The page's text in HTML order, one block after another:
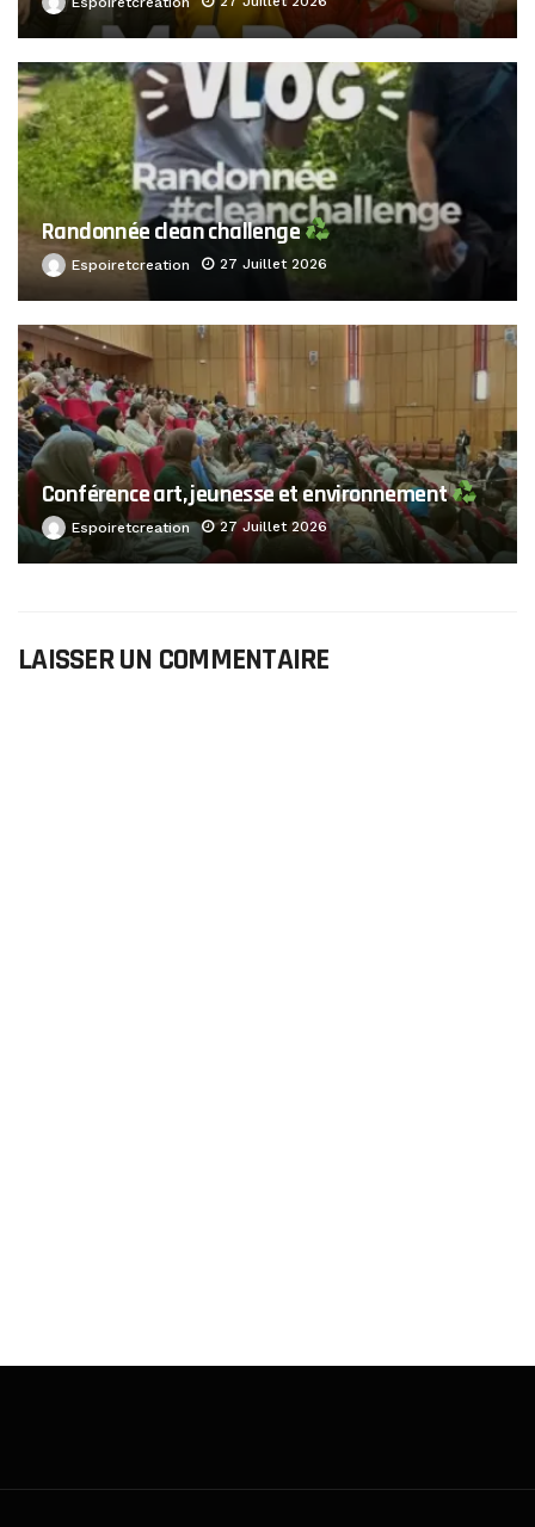
Randonnée clean challenge
Espoiretcreation 27 Juillet 2026
Conférence art, jeunesse et environnement
Espoiretcreation 27 Juillet 2026
LAISSER UN COMMENTAIRE